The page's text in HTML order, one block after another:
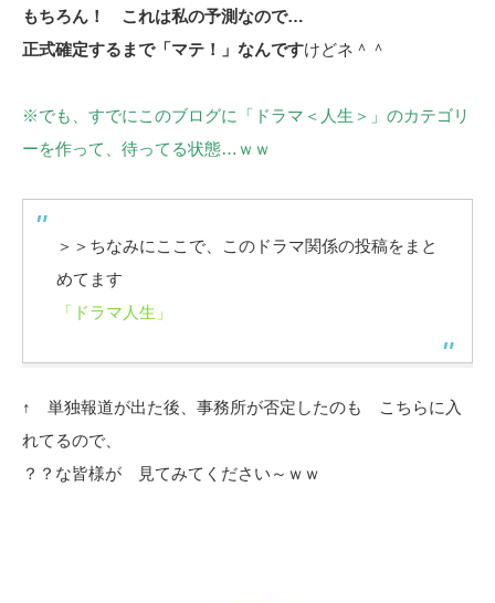
もちろん！ これは私の予測なので…
正式確定するまで「マテ！」なんですけどネ＾＾
※でも、すでにこのブログに「ドラマ＜人生＞」のカテゴリ
ーを作って、待ってる状態…ｗｗ
＞＞ちなみにここで、このドラマ関係の投稿をまと
めてます
「ドラマ人生」
↑ 単独報道が出た後、事務所が否定したのも こちらに入
れてるので、
？？な皆様が 見てみてください～ｗｗ